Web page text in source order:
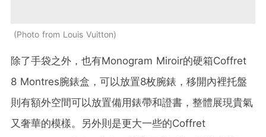
Photo from Louis Vuitton
除了手袋之外，也有Monogram Miroir的硬箱Coffret
8 Montres腕錶盒，可以放置8枚腕錶，移開內裡托盤
則有額外空間可以放置備用錶帶和證書，整體展現貴氣
又奢華的模樣。另外則是更大一些的Coffret